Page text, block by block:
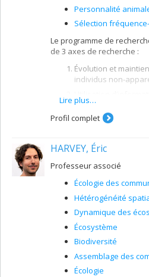
Personnalité
Sélection
Le programme de
de 3 axes de recherche :
Évolution et
individus non-
Différences
combinent des
diamants mandarins.
Lire plus…
Profil complet
HARVEY, Éric
Professeur associé
Écologie des
Hétérogénéité
Dynamique des
Écosystème
Biodiversité
Assemblage des
Écologie